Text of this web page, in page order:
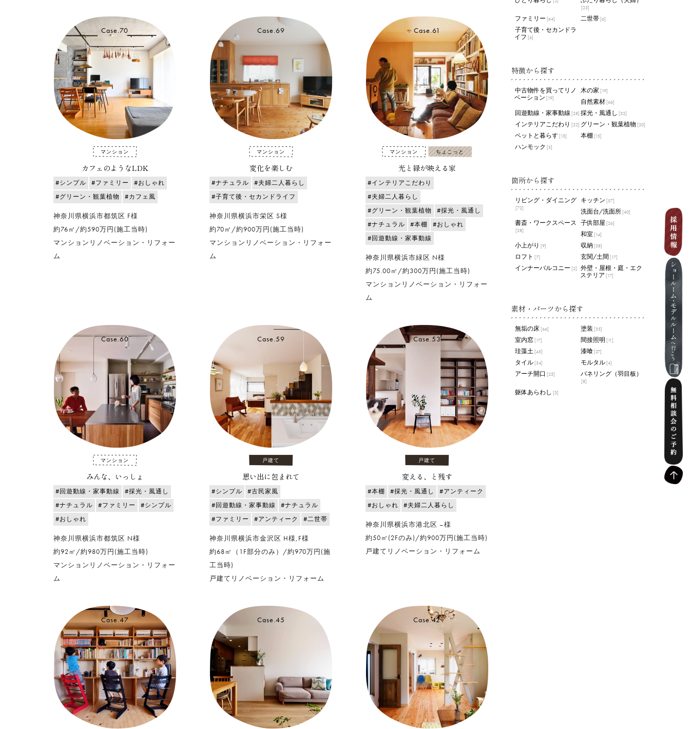
Case.70
マンション
カフェのようなLDK
#シンプル #ファミリー
#おしゃれ
#グリーン・観葉植物
#カフェ風
神奈川県横浜市都筑区 F様
約76㎡/約590万円(施工当時)
マンションリノベーション・リフォー
ム
Case.69
マンション
変化を楽しむ
#ナチュラル
#夫婦二人暮らし
#子育て後・セカンドライフ
神奈川県横浜市栄区 S様
約70㎡/約900万円(施工当時)
マンションリノベーション・リフォー
ム
Case.61
マンション ちょこっと
光と緑が映える家
#インテリアこだわり
#夫婦二人暮らし
#グリーン・観葉植物
#採光・風通し
#ナチュラル
#本棚
#おしゃれ
#回遊動線・家事動線
神奈川県横浜市緑区 N様
約75.00㎡/約300万円(施工当時)
マンションリノベーション・リフォー
ム
Case.60
マンション
みんな、いっしょ
#回遊動線・家事動線
#採光・風通し
#ナチュラル
#ファミリー
#シンプル
#おしゃれ
神奈川県横浜市都筑区 N様
約92㎡/約980万円(施工当時)
マンションリノベーション・リフォー
ム
Case.59
戸建て
思い出に包まれて
#シンプル
#古民家風
#回遊動線・家事動線
#ナチュラル
#ファミリー
#アンティーク #二世帯
神奈川県横浜市金沢区 H様,F様
約68㎡（1F部分のみ）/約970万円(施
工当時)
戸建てリノベーション・リフォーム
Case.53
戸建て
変える、と残す
#本棚 #採光・風通し
#アンティーク
#おしゃれ
#夫婦二人暮らし
神奈川県横浜市港北区 –様
約50㎡(2Fのみ)/約900万円(施工当時)
戸建てリノベーション・リフォーム
Case.47 Case.45 Case.42
[23]
ファミリー [64] 二世帯[6]
子育て後・セカンドラ
イフ [6]
特徴から探す
中古物件を買ってリノ
ベーション [19]
木の家 [19]
自然素材[66]
回遊動線・家事動線 [28] 採光・風通し [32]
インテリアこだわり [22] グリーン・観葉植物 [20]
ペットと暮らす[13] 本棚[15]
ハンモック [5]
箇所から探す
リビング・ダイニング
[72]
キッチン [57]
洗面台/洗面所[40]
書斎・ワークスペース
[28]
子供部屋 [26]
和室[14]
小上がり [9] 収納[38]
ロフト [7] 玄関/土間 [17]
インナーバルコニー [2]
外壁・屋根・庭・エク
ステリア [17]
素材・パーツから探す
無垢の床[66] 塗装 [35]
室内窓[17] 間接照明 [11]
珪藻土[45] 漆喰[27]
タイル[34] モルタル[4]
アーチ開口 [25] パネリング（羽目板）
[8]
躯体あらわし [3]